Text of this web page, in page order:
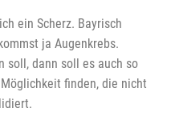
ein Scherz. Bayrisch
ja Augenkrebs.
soll, dann soll es auch so
finden, die nicht